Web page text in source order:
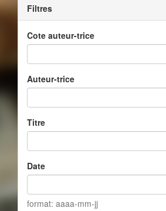
Filtres
Cote auteur-trice
Auteur-trice
Titre
Date
format: aaaa-mm-jj